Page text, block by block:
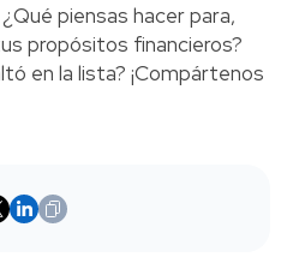
piensas hacer para,
propósitos financieros?
en la lista? ¡Compártenos